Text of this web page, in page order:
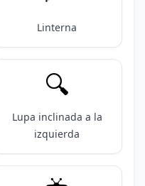
Linterna
🔍️
Lupa inclinada a la
izquierda